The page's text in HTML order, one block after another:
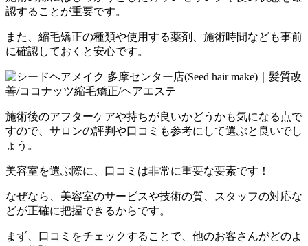
認する ことが重要です。
また、縮毛矯正の種類や使用する薬剤、 施術時間なども事前
に確認しておくと安心です。
施術後のアフターケアや持ちが良いかどうかも気になる点で
すので、サロンの評判や口コミも参考にして選ぶと良いでし
ょう。
美容室を選ぶ際に、口コミは非常に重要な要素です！
なぜなら、美容室のサービスや技術の質、スタッフの対応な
どが正確に把握できるからです。
まず、口コミをチェックすることで、他のお客さんがどのよ